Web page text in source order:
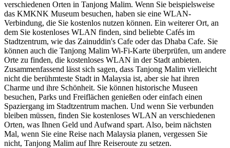
verschiedenen Orten in Tanjong Malim. Wenn Sie beispielsweise
das KMKNK Museum besuchen, haben sie eine WLAN-
Verbindung, die Sie kostenlos nutzen können. Ein weiterer Ort, an
dem Sie kostenloses WLAN finden, sind beliebte Cafés im
Stadtzentrum, wie das Zainuddin's Cafe oder das Dhaba Cafe. Sie
können auch die Tanjong Malim Wi-Fi-Karte überprüfen, um andere
Orte zu finden, die kostenloses WLAN in der Stadt anbieten.
Zusammenfassend lässt sich sagen, dass Tanjong Malim vielleicht
nicht die berühmteste Stadt in Malaysia ist, aber sie hat ihren
Charme und ihre Schönheit. Sie können historische Museen
besuchen, Parks und Freiflächen genießen oder einfach einen
Spaziergang im Stadtzentrum machen. Und wenn Sie verbunden
bleiben müssen, finden Sie kostenloses WLAN an verschiedenen
Orten, was Ihnen Geld und Aufwand spart. Also, beim nächsten
Mal, wenn Sie eine Reise nach Malaysia planen, vergessen Sie
nicht, Tanjong Malim auf Ihre Reiseroute zu setzen.